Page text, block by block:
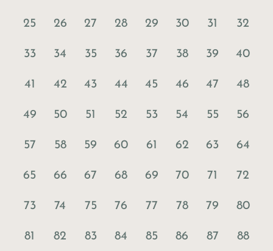
25 26 27 28 29 30 31 32
33 34 35 36 37 38 39 40
41 42 43 44 45 46 47 48
49 50 51 52 53 54 55 56
57 58 59 60 61 62 63 64
65 66 67 68 69 70 71 72
73 74 75 76 77 78 79 80
81 82 83 84 85 86 87 88